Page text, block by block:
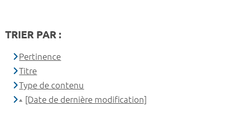
TRIER PAR :
Pertinence
Titre
Type de contenu
[Date de dernière modification]